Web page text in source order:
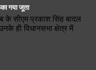
गया जूता
सीएम प्रकाश सिंह बादल
ही विधानसभा क्षेत्र में